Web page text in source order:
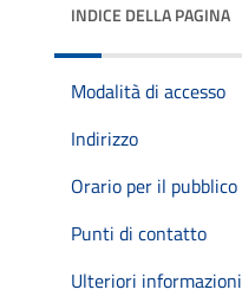
INDICE DELLA PAGINA
Modalità di accesso
Indirizzo
Orario per il pubblico
Punti di contatto
Ulteriori informazioni